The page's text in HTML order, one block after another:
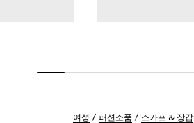
여성 패션소품 스카프 & 장갑